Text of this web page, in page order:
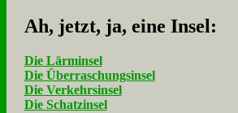
Ah, jetzt, ja, ei­ne In­sel:
Die Lärminsel
Die Überraschungsinsel
Die Verkehrsinsel
Die Schatzinsel